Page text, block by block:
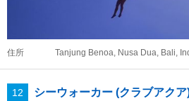
住所 Tanjung Benoa, Nusa Dua, Bali,
12 シーウォーカー (クラブアクア